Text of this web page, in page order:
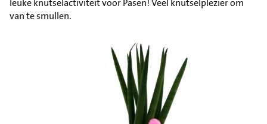
leuke knutselactiviteit voor Pasen! Veel knutselplezier om
van te smullen.